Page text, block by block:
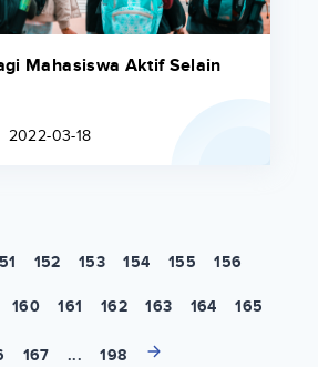
Mahasiswa Aktif Selain
2022-03-18
152 153 154 155 156
160 161 162 163 164 165
167 ... 198